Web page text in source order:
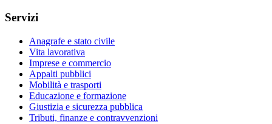
Servizi
Anagrafe e stato civile
Vita lavorativa
Imprese e commercio
Appalti pubblici
Mobilità e trasporti
Educazione e formazione
Giustizia e sicurezza pubblica
Tributi, finanze e contravvenzioni